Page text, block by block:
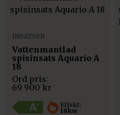
Effekt:
18kw
INSATSER
Vattenmantlad
spisinsats Aquario A
18
69 900 kr